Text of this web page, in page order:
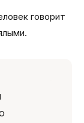
говорит